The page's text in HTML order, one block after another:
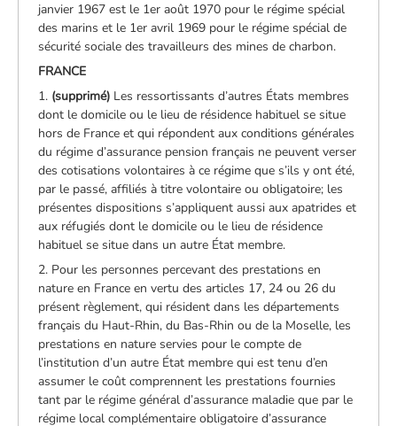
janvier 1967 est le 1er août 1970 pour le régime spécial
des marins et le 1er avril 1969 pour le régime spécial de
sécurité sociale des travailleurs des mines de charbon.
FRANCE
1. (supprimé) Les ressortissants d’autres États membres
dont le domicile ou le lieu de résidence habituel se situe
hors de France et qui répondent aux conditions générales
du régime d’assurance pension français ne peuvent verser
des cotisations volontaires à ce régime que s’ils y ont été,
par le passé, affiliés à titre volontaire ou obligatoire; les
présentes dispositions s’appliquent aussi aux apatrides et
aux réfugiés dont le domicile ou le lieu de résidence
habituel se situe dans un autre État membre.
2. Pour les personnes percevant des prestations en
nature en France en vertu des articles 17, 24 ou 26 du
présent règlement, qui résident dans les départements
français du Haut-Rhin, du Bas-Rhin ou de la Moselle, les
prestations en nature servies pour le compte de
l’institution d’un autre État membre qui est tenu d’en
assumer le coût comprennent les prestations fournies
tant par le régime général d’assurance maladie que par le
régime local complémentaire obligatoire d’assurance